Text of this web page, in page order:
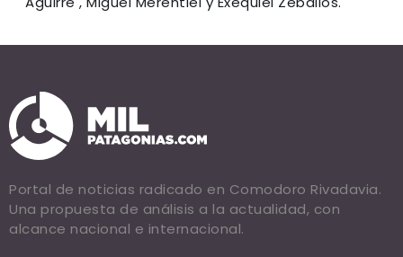
Portal de noticias radicado en Comodoro Rivadavia.
Una propuesta de análisis a la actualidad, con
alcance nacional e internacional.